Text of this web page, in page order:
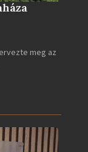
meg az